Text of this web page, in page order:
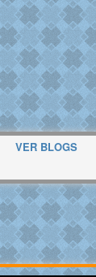
VER BLOGS